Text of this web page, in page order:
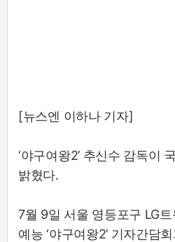
[뉴스엔 이하나 기자]
‘야구여왕2’ 추신수 감독이
밝혔다.
7월 9일 서울 영등포구 LG
예능 ‘야구여왕2’ 기자간담